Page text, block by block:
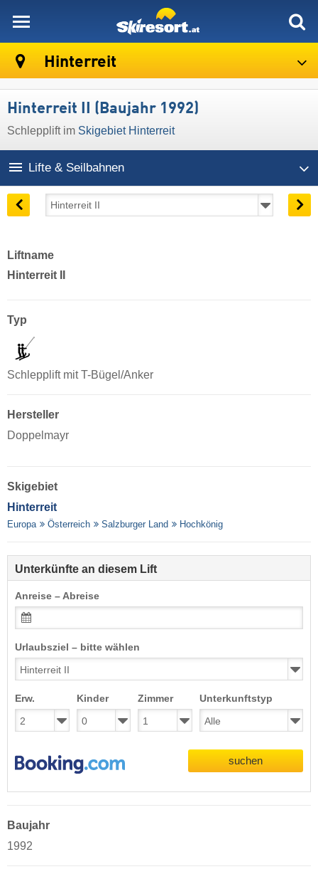
Hinterreit
Hinterreit II (Baujahr 1992)
Schlepplift im Skigebiet Hinterreit
Lifte & Seilbahnen
Liftname
Hinterreit II
Typ
Schlepplift mit T-Bügel/Anker
Hersteller
Doppelmayr
Skigebiet
Hinterreit
Europa Österreich Salzburger Land Hochkönig
Unterkünfte an diesem Lift
Anreise – Abreise
Urlaubsziel – bitte wählen
Erw. Kinder Zimmer Unterkunftstyp
suchen
Baujahr
1992